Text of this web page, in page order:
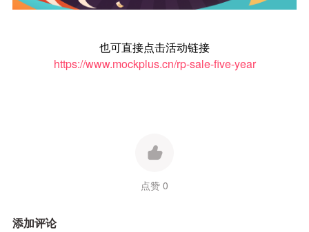
也可直接点击活动链接
https://www.mockplus.cn/rp-sale-five-year
点赞 0
添加评论